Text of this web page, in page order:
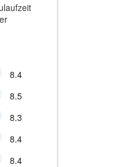
8.4
8.5
8.3
8.4
8.4